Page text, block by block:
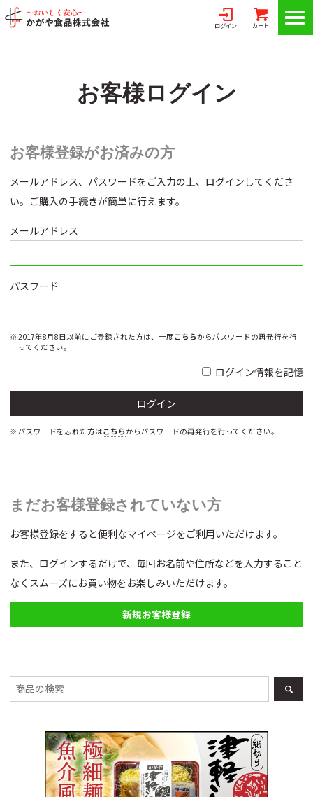
ログイン カート
お客様ログイン
お客様登録がお済みの方
メールアドレス、パスワードをご入力の上、ログインしてくださ
い。ご購入の手続きが簡単に行えます。
メールアドレス
パスワード
2017年8月8日以前にご登録された方は、一度こちらからパスワードの再発行を行
ってください。
ログイン情報を記憶
パスワードを忘れた方はこちらからパスワードの再発行を行ってください。
まだお客様登録されていない方
お客様登録をすると便利なマイページをご利用いただけます。
また、ログインするだけで、毎回お名前や住所などを入力すること
なくスムーズにお買い物をお楽しみいただけます。
新規お客様登録